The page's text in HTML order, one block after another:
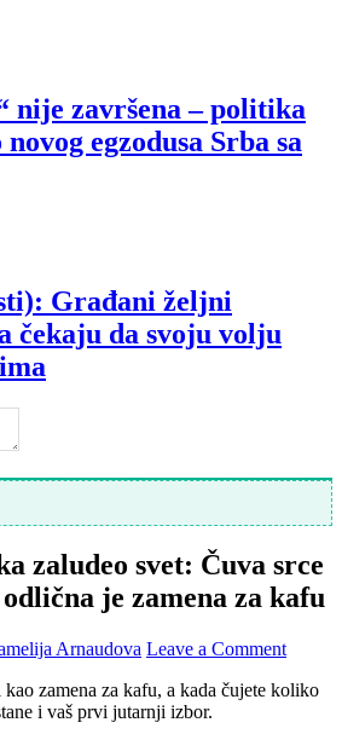
nije završena – politika
egzodusa Srba sa
Građani željni
čekaju da svoju volju
zaludeo svet: Čuva srce
je zamena za kafu
Arnaudova Leave a Comment
kao zamena za kafu, a kada čujete koliko
i vaš prvi jutarnji izbor.